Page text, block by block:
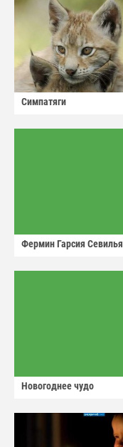
Симпатяги
Фермин Гарсия Севилья
Новогоднее чудо